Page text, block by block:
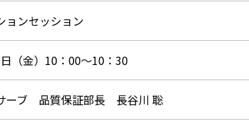
ョンセッション
（金）10：00～10：30
ーブ 品質保証部長 長谷川 聡